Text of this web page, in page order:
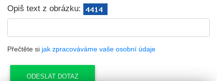
Opiš text z obrázku:
Přečtěte si jak zpracováváme vaše osobní údaje